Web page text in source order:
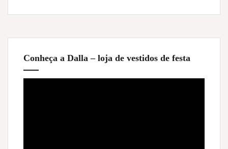
Conheça a Dalla – loja de vestidos de festa